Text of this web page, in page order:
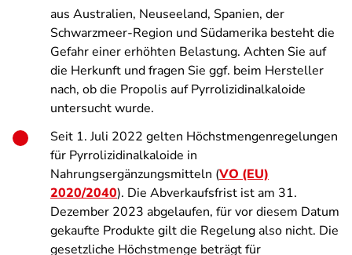
aus Australien, Neuseeland, Spanien, der
Schwarzmeer-Region und Südamerika besteht die
Gefahr einer erhöhten Belastung. Achten Sie auf
die Herkunft und fragen Sie ggf. beim Hersteller
nach, ob die Propolis auf Pyrrolizidinalkaloide
untersucht wurde.
Seit 1. Juli 2022 gelten Höchstmengenregelungen
für Pyrrolizidinalkaloide in
Nahrungsergänzungsmitteln (VO (EU)
2020/2040). Die Abverkaufsfrist ist am 31.
Dezember 2023 abgelaufen, für vor diesem Datum
gekaufte Produkte gilt die Regelung also nicht. Die
gesetzliche Höchstmenge beträgt für